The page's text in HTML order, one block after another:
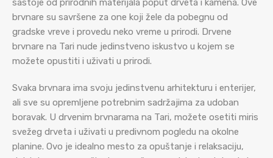
sastoje od prirodnih materijala poput drveta i kamena. Ove
brvnare su savršene za one koji žele da pobegnu od
gradske vreve i provedu neko vreme u prirodi. Drvene
brvnare na Tari nude jedinstveno iskustvo u kojem se
možete opustiti i uživati u prirodi.
Svaka brvnara ima svoju jedinstvenu arhitekturu i enterijer,
ali sve su opremljene potrebnim sadržajima za udoban
boravak. U drvenim brvnarama na Tari, možete osetiti miris
svežeg drveta i uživati u predivnom pogledu na okolne
planine. Ovo je idealno mesto za opuštanje i relaksaciju,